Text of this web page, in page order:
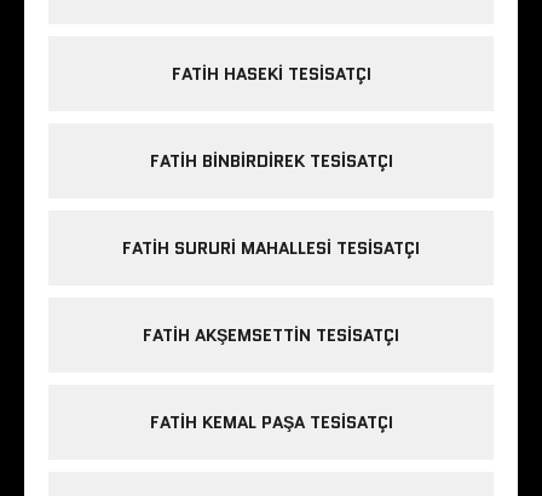
FATIH HASEKI TESISATÇI
FATIH BINBIRDIREK TESISATÇI
FATIH SURURI MAHALLESI TESISATÇI
FATIH AKŞEMSETTIN TESISATÇI
FATIH KEMAL PAŞA TESISATÇI